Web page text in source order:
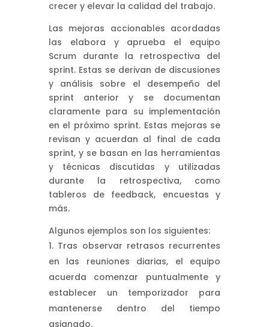
crecer y elevar la calidad del trabajo.
Las mejoras accionables acordadas
las elabora y aprueba el equipo
Scrum durante la retrospectiva del
sprint. Estas se derivan de discusiones
y análisis sobre el desempeño del
sprint anterior y se documentan
claramente para su implementación
en el próximo sprint. Estas mejoras se
revisan y acuerdan al final de cada
sprint, y se basan en las herramientas
y técnicas discutidas y utilizadas
durante la retrospectiva, como
tableros de feedback, encuestas y
más.
Algunos ejemplos son los siguientes:
Tras observar retrasos recurrentes
en las reuniones diarias, el equipo
acuerda comenzar puntualmente y
establecer un temporizador para
mantenerse dentro del tiempo
asignado.